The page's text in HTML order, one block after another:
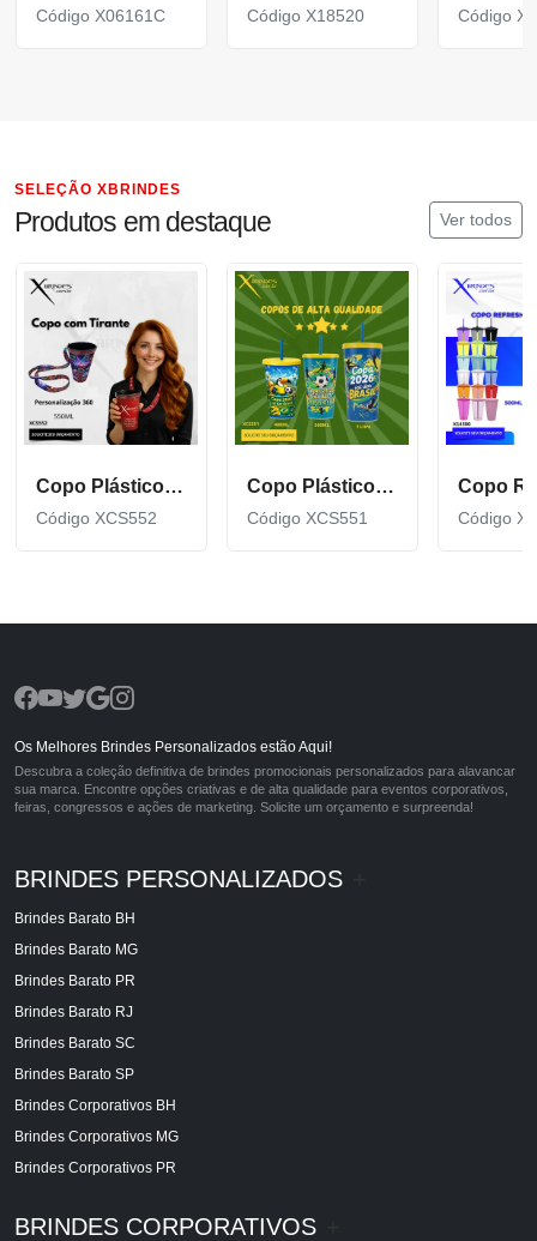
Código X06161C Código X18520 Código
SELEÇÃO XBRINDES
Produtos em destaque Ver todos
Copo Plástico de 550 ML com Tirante Personalizado XCS552
Código XCS552
Copo Plástico personalizado In Mold Label 360 XCS551
Código XCS551 Código
Os Melhores Brindes Personalizados estão Aqui!
Descubra a coleção definitiva de brindes promocionais personalizados para alavancar
sua marca. Encontre opções criativas e de alta qualidade para eventos corporativos,
feiras, congressos e ações de marketing. Solicite um orçamento e surpreenda!
BRINDES PERSONALIZADOS
Brindes Barato BH
Brindes Barato MG
Brindes Barato PR
Brindes Barato RJ
Brindes Barato SC
Brindes Barato SP
Brindes Corporativos BH
Brindes Corporativos MG
Brindes Corporativos PR
BRINDES CORPORATIVOS